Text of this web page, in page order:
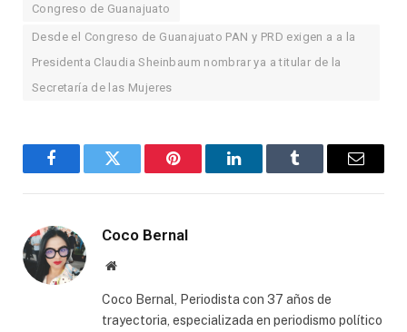
Congreso de Guanajuato
Desde el Congreso de Guanajuato PAN y PRD exigen a a la
Presidenta Claudia Sheinbaum nombrar ya a titular de la
Secretaría de las Mujeres
FacebookTwitter Pinterest LinkedInTumblr Email
Coco Bernal
Website
Coco Bernal, Periodista con 37 años de
trayectoria, especializada en periodismo político